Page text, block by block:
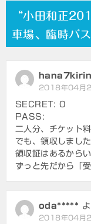
ゲ
シ
ョ
ン
“小田和正
車場、臨時バ
hana7kirin
2018年04月
SECRET: 0
PASS:
二人分、チケット
でも、領収しまし
領収証はあるから
ずっと先だから「
oda*****
2018年04月